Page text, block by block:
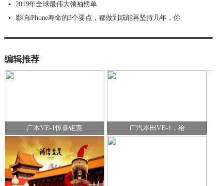
2019年全球最伟大领袖榜单
影响iPhone寿命的3个要点，都做到或能再坚持几年，你
编辑推荐
广本VE-1惊喜钜惠 广汽本田VE-1，给